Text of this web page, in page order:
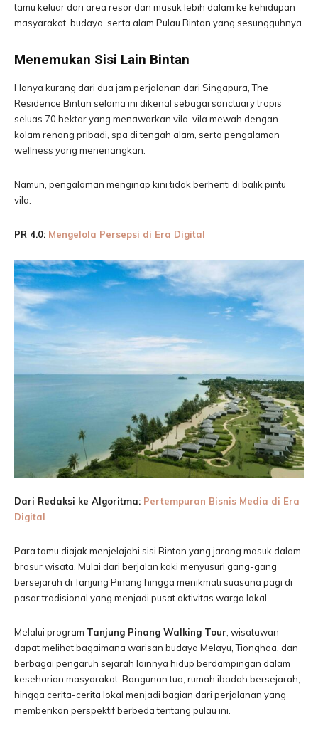
tamu keluar dari area resor dan masuk lebih dalam ke kehidupan
masyarakat, budaya, serta alam Pulau Bintan yang sesungguhnya.
Menemukan Sisi Lain Bintan
Hanya kurang dari dua jam perjalanan dari Singapura, The
Residence Bintan selama ini dikenal sebagai sanctuary tropis
seluas 70 hektar yang menawarkan vila-vila mewah dengan
kolam renang pribadi, spa di tengah alam, serta pengalaman
wellness yang menenangkan.
Namun, pengalaman menginap kini tidak berhenti di balik pintu
vila.
PR 4.0: Mengelola Persepsi di Era Digital
Dari Redaksi ke Algoritma: Pertempuran Bisnis Media di Era
Digital
Para tamu diajak menjelajahi sisi Bintan yang jarang masuk dalam
brosur wisata. Mulai dari berjalan kaki menyusuri gang-gang
bersejarah di Tanjung Pinang hingga menikmati suasana pagi di
pasar tradisional yang menjadi pusat aktivitas warga lokal.
Melalui program Tanjung Pinang Walking Tour , wisatawan
dapat melihat bagaimana warisan budaya Melayu, Tionghoa, dan
berbagai pengaruh sejarah lainnya hidup berdampingan dalam
keseharian masyarakat. Bangunan tua, rumah ibadah bersejarah,
hingga cerita-cerita lokal menjadi bagian dari perjalanan yang
memberikan perspektif berbeda tentang pulau ini.